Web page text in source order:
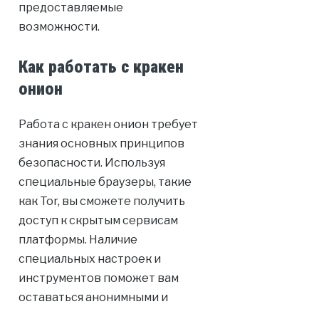
предоставляемые
возможности.
Как работать с кракен
онион
Работа с кракен онион требует
знания основных принципов
безопасности. Используя
специальные браузеры, такие
как Tor, вы сможете получить
доступ к скрытым сервисам
платформы. Наличие
специальных настроек и
инструментов поможет вам
оставаться анонимными и